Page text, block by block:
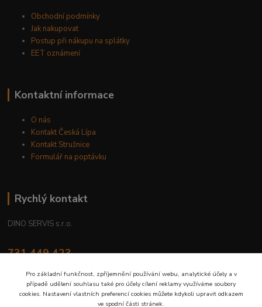
Obchodní podmínky
Jak nakupovat
Postup při nákupu na splátky
EET oznámení
Kontaktní informace
O nás
Kontakt Česká Lípa
Kontakt Stružnice
Formulář na poptávku
Rychlý kontakt
DINO SERVIS s.r.o.
731 449 423
prodejna@dinoservis.cz
Pro základní funkčnost, zpříjemnění používání webu, analytické účely a v
případě udělení souhlasu také pro účely cílení reklamy využíváme soubory
cookies. Nastavení vlastních preferencí cookies můžete kdykoli upravit odkazem
ve spodní části stránek.